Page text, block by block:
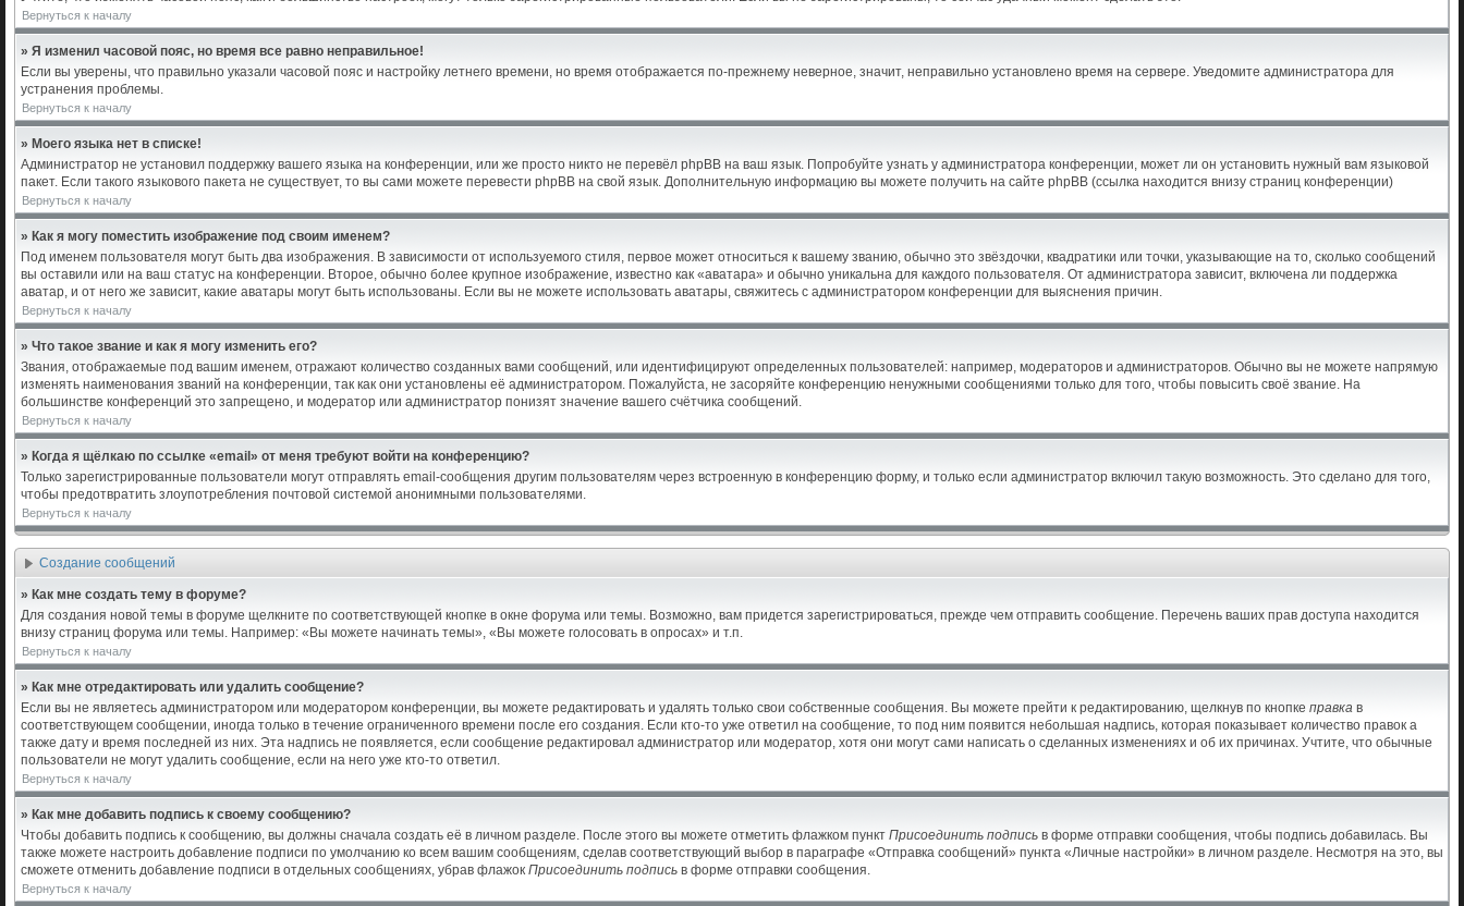
Вернуться к началу
» Я изменил часовой пояс, но время все равно неправильное!
Если вы уверены, что правильно указали часовой пояс и настройку летнего времени, но время отображается по-прежнему неверное, значит, неправильно установлено время на сервере. Уведомите администратора для
устранения проблемы.
Вернуться к началу
» Моего языка нет в списке!
Администратор не установил поддержку вашего языка на конференции, или же просто никто не перевёл phpBB на ваш язык. Попробуйте узнать у администратора конференции, может ли он установить нужный вам языковой
пакет. Если такого языкового пакета не существует, то вы сами можете перевести phpBB на свой язык. Дополнительную информацию вы можете получить на сайте phpBB (ссылка находится внизу страниц конференции)
Вернуться к началу
» Как я могу поместить изображение под своим именем?
Под именем пользователя могут быть два изображения. В зависимости от используемого стиля, первое может относиться к вашему званию, обычно это звёздочки, квадратики или точки, указывающие на то, сколько сообщений
вы оставили или на ваш статус на конференции. Второе, обычно более крупное изображение, известно как «аватара» и обычно уникальна для каждого пользователя. От администратора зависит, включена ли поддержка
аватар, и от него же зависит, какие аватары могут быть использованы. Если вы не можете использовать аватары, свяжитесь с администратором конференции для выяснения причин.
Вернуться к началу
» Что такое звание и как я могу изменить его?
Звания, отображаемые под вашим именем, отражают количество созданных вами сообщений, или идентифицируют определенных пользователей: например, модераторов и администраторов. Обычно вы не можете напрямую
изменять наименования званий на конференции, так как они установлены её администратором. Пожалуйста, не засоряйте конференцию ненужными сообщениями только для того, чтобы повысить своё звание. На
большинстве конференций это запрещено, и модератор или администратор понизят значение вашего счётчика сообщений.
Вернуться к началу
» Когда я щёлкаю по ссылке «email» от меня требуют войти на конференцию?
Только зарегистрированные пользователи могут отправлять email-сообщения другим пользователям через встроенную в конференцию форму, и только если администратор включил такую возможность. Это сделано для того,
чтобы предотвратить злоупотребления почтовой системой анонимными пользователями.
Вернуться к началу
Создание сообщений
» Как мне создать тему в форуме?
Для создания новой темы в форуме щелкните по соответствующей кнопке в окне форума или темы. Возможно, вам придется зарегистрироваться, прежде чем отправить сообщение. Перечень ваших прав доступа находится
внизу страниц форума или темы. Например: «Вы можете начинать темы», «Вы можете голосовать в опросах» и т.п.
Вернуться к началу
» Как мне отредактировать или удалить сообщение?
Если вы не являетесь администратором или модератором конференции, вы можете редактировать и удалять только свои собственные сообщения. Вы можете прейти к редактированию, щелкнув по кнопке правка в
соответствующем сообщении, иногда только в течение ограниченного времени после его создания. Если кто-то уже ответил на сообщение, то под ним появится небольшая надпись, которая показывает количество правок а
также дату и время последней из них. Эта надпись не появляется, если сообщение редактировал администратор или модератор, хотя они могут сами написать о сделанных изменениях и об их причинах. Учтите, что обычные
пользователи не могут удалить сообщение, если на него уже кто-то ответил.
Вернуться к началу
» Как мне добавить подпись к своему сообщению?
Чтобы добавить подпись к сообщению, вы должны сначала создать её в личном разделе. После этого вы можете отметить флажком пункт Присоединить подпись в форме отправки сообщения, чтобы подпись добавилась. Вы
также можете настроить добавление подписи по умолчанию ко всем вашим сообщениям, сделав соответствующий выбор в параграфе «Отправка сообщений» пункта «Личные настройки» в личном разделе. Несмотря на это, вы
сможете отменить добавление подписи в отдельных сообщениях, убрав флажок Присоединить подпись в форме отправки сообщения.
Вернуться к началу